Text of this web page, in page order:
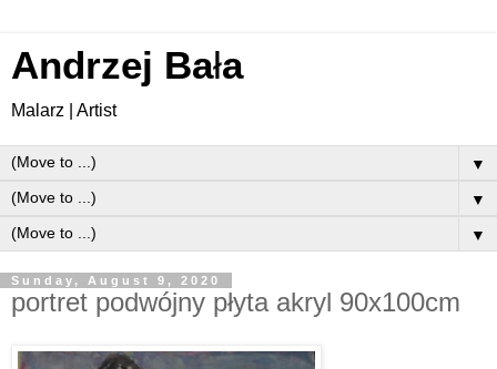
Andrzej Bała
Malarz | Artist
▼
▼
▼
Sunday, August 9, 2020
portret podwójny płyta akryl 90x100cm